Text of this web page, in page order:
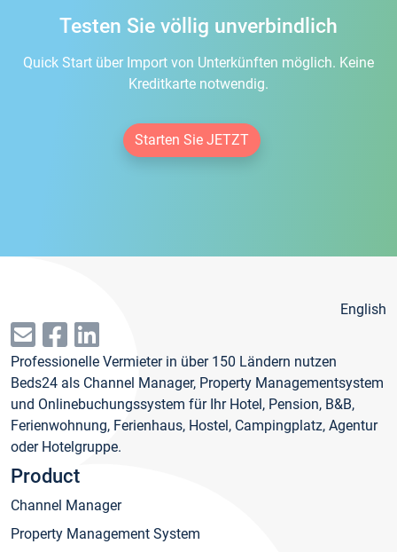
Testen Sie völlig unverbindlich
Quick Start über Import von Unterkünften möglich. Keine
Kreditkarte notwendig.
Starten Sie JETZT
English
Professionelle Vermieter in über 150 Ländern nutzen
Beds24 als Channel Manager, Property Managementsystem
und Onlinebuchungssystem für Ihr Hotel, Pension, B&B,
Ferienwohnung, Ferienhaus, Hostel, Campingplatz, Agentur
oder Hotelgruppe.
Product
Channel Manager
Property Management System